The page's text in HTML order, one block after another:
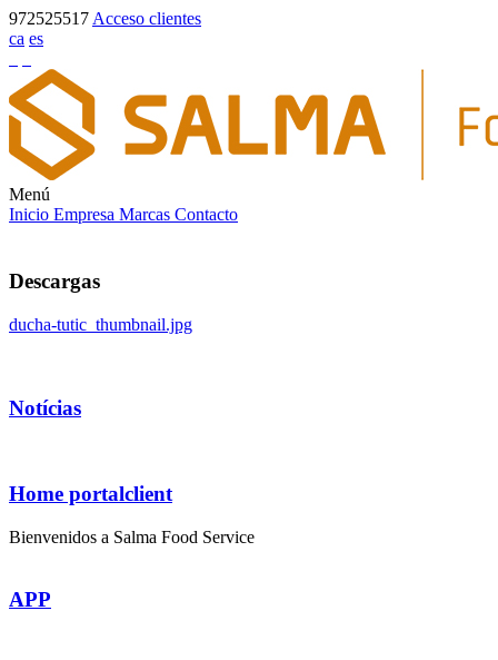
972525517 Acceso clientes
ca es
Menú
Inicio Empresa Marcas Contacto
Descargas
ducha-tutic_thumbnail.jpg
Notícias
Home portalclient
Bienvenidos a Salma Food Service
APP